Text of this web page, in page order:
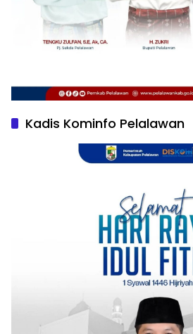
Kadis Kominfo Pelalawan